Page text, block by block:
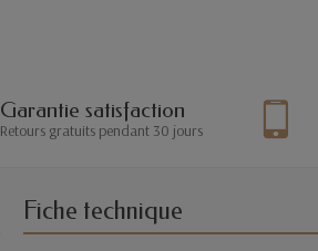
Garantie satisfaction
Retours gratuits pendant 30 jours
Fiche technique